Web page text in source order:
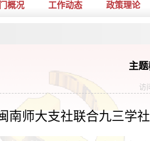
概况 工作动态 政策理论
主
访
南师大支社联合九三学